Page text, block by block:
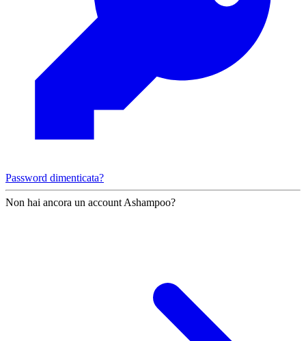
Password dimenticata?
Non hai ancora un account Ashampoo?